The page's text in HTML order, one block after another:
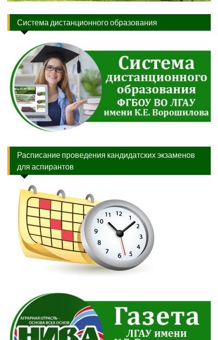
Система дистанционного образования
Расписание проведения кандидатских экзаменов
для аспирантов